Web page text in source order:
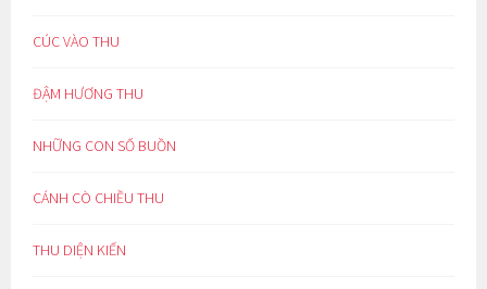
CÚC VÀO THU
ĐẬM HƯƠNG THU
NHỮNG CON SỐ BUỒN
CÁNH CÒ CHIỀU THU
THU DIỆN KIẾN